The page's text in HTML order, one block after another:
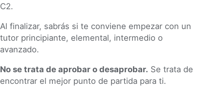
C2.
Al finalizar, sabrás si te conviene empezar con un
tutor principiante, elemental, intermedio o
avanzado.
No se trata de aprobar o desaprobar. Se trata de
encontrar el mejor punto de partida para ti.